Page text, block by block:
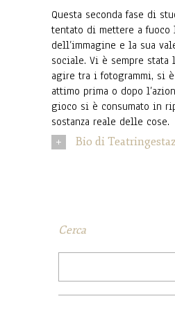
Questa seconda fase di
tentato di mettere a fuoco
dell’immagine e la sua
sociale. Vi è sempre
agire tra i fotogrammi, si
attimo prima o dopo
gioco si è consumato in
sostanza reale delle cose.
Bio di
Cerca